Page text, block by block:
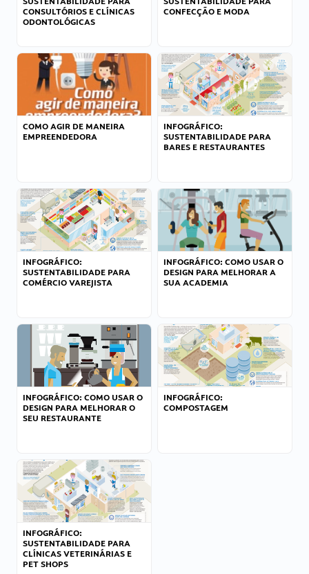
CONSULTÓRIOS E CLÍNICAS
ODONTOLÓGICAS
CONFECÇÃO E MODA
COMO AGIR DE MANEIRA
EMPREENDEDORA
INFOGRÁFICO:
SUSTENTABILIDADE PARA
BARES E RESTAURANTES
INFOGRÁFICO:
SUSTENTABILIDADE PARA
COMÉRCIO VAREJISTA
INFOGRÁFICO: COMO USAR O
DESIGN PARA MELHORAR A
SUA ACADEMIA
INFOGRÁFICO: COMO USAR O
DESIGN PARA MELHORAR O
SEU RESTAURANTE
INFOGRÁFICO:
COMPOSTAGEM
INFOGRÁFICO:
SUSTENTABILIDADE PARA
CLÍNICAS VETERINÁRIAS E
PET SHOPS